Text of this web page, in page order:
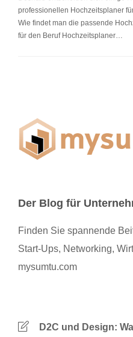
professionellen Hochzeitsplaner
Wie findet man die passende
für den Beruf Hochzeitsplaner…
Der Blog für
Finden Sie spannende
Start-Ups, Networking,
mysumtu.com
D2C und Design: